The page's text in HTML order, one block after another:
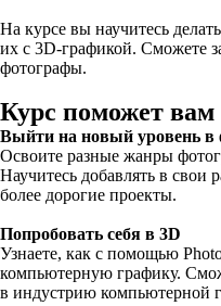
На курсе вы научитесь
их с 3D-графикой. Сможете
фотографы.
Курс поможет вам
Выйти на новый уровень в
Освоите разные жанры
Научитесь добавлять в свои
более дорогие проекты.
Попробовать себя в 3D
Узнаете, как с помощью
компьютерную графику.
в индустрию компьютерной